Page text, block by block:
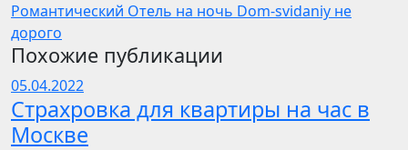
Романтический Отель на ночь Dom-svidaniy не
дорого
Похожие публикации
05.04.2022
Страхровка для квартиры на час в
Москве